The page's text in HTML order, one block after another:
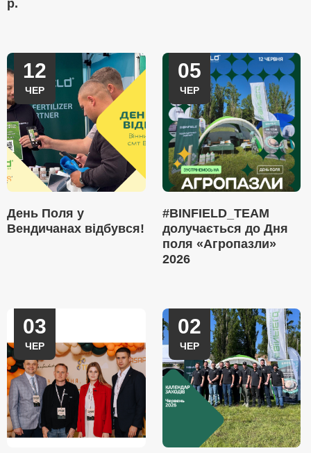
р.
12
ЧЕР
День Поля у
Вендичанах відбувся!
05
ЧЕР
#BINFIELD_TEAM
долучається до Дня
поля «Агропазли»
2026
03
ЧЕР
02
ЧЕР